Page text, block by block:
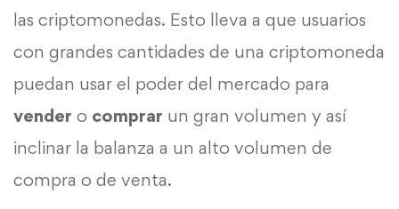
las criptomonedas. Esto lleva a que usuarios
con grandes cantidades de una criptomoneda
puedan usar el poder del mercado para
vender o comprar un gran volumen y así
inclinar la balanza a un alto volumen de
compra o de venta.